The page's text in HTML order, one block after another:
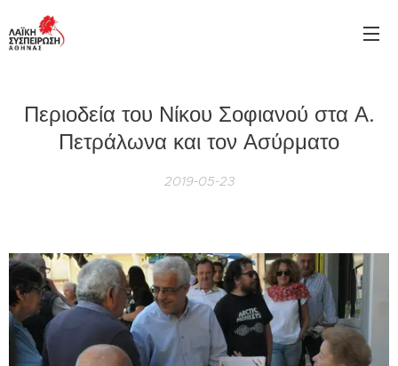
Περιοδεία του Νίκου Σοφιανού στα Α.
Πετράλωνα και τον Ασύρματο
2019-05-23